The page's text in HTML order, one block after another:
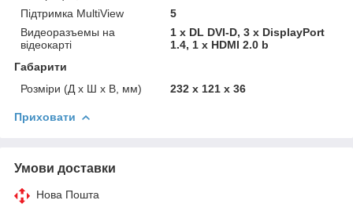
Підтримка MultiView
5
Видеоразъемы на
відеокарті
1 x DL DVI-D, 3 х DisplayPort
1.4, 1 х HDMI 2.0 b
Габарити
Розміри (Д х Ш х В, мм)
232 х 121 х 36
Приховати
Умови доставки
Нова Пошта